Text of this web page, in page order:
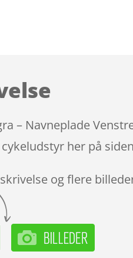
– Navneplade
her på
og flere